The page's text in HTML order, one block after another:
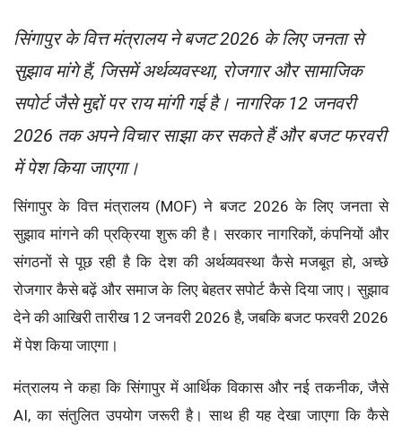
सिंगापुर के वित्त मंत्रालय ने बजट 2026 के लिए जनता से
सुझाव मांगे हैं, जिसमें अर्थव्यवस्था, रोजगार और सामाजिक
सपोर्ट जैसे मुद्दों पर राय मांगी गई है। नागरिक 12 जनवरी
2026 तक अपने विचार साझा कर सकते हैं और बजट फरवरी
में पेश किया जाएगा।
सिंगापुर के वित्त मंत्रालय (MOF) ने बजट 2026 के लिए जनता से
सुझाव मांगने की प्रक्रिया शुरू की है। सरकार नागरिकों, कंपनियों और
संगठनों से पूछ रही है कि देश की अर्थव्यवस्था कैसे मजबूत हो, अच्छे
रोजगार कैसे बढ़ें और समाज के लिए बेहतर सपोर्ट कैसे दिया जाए। सुझाव
देने की आखिरी तारीख 12 जनवरी 2026 है, जबकि बजट फरवरी 2026
में पेश किया जाएगा।
मंत्रालय ने कहा कि सिंगापुर में आर्थिक विकास और नई तकनीक, जैसे
AI, का संतुलित उपयोग जरूरी है। साथ ही यह देखा जाएगा कि कैसे